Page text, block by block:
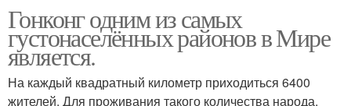
Гонконг одним из самых
густонаселённых районов в Мире
является.
На каждый квадратный километр приходиться 6400
жителей. Для проживания такого количества народа,